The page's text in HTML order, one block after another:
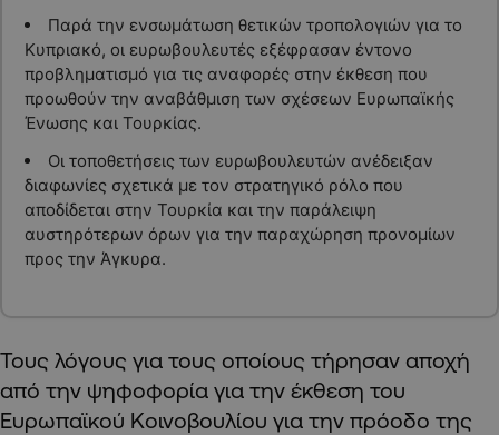
Παρά την ενσωμάτωση θετικών τροπολογιών για το
Κυπριακό, οι ευρωβουλευτές εξέφρασαν έντονο
προβληματισμό για τις αναφορές στην έκθεση που
προωθούν την αναβάθμιση των σχέσεων Ευρωπαϊκής
Ένωσης και Τουρκίας.
Οι τοποθετήσεις των ευρωβουλευτών ανέδειξαν
διαφωνίες σχετικά με τον στρατηγικό ρόλο που
αποδίδεται στην Τουρκία και την παράλειψη
αυστηρότερων όρων για την παραχώρηση προνομίων
προς την Άγκυρα.
Τους λόγους για τους οποίους τήρησαν αποχή
από την ψηφοφορία για την έκθεση του
Ευρωπαϊκού Κοινοβουλίου για την πρόοδο της